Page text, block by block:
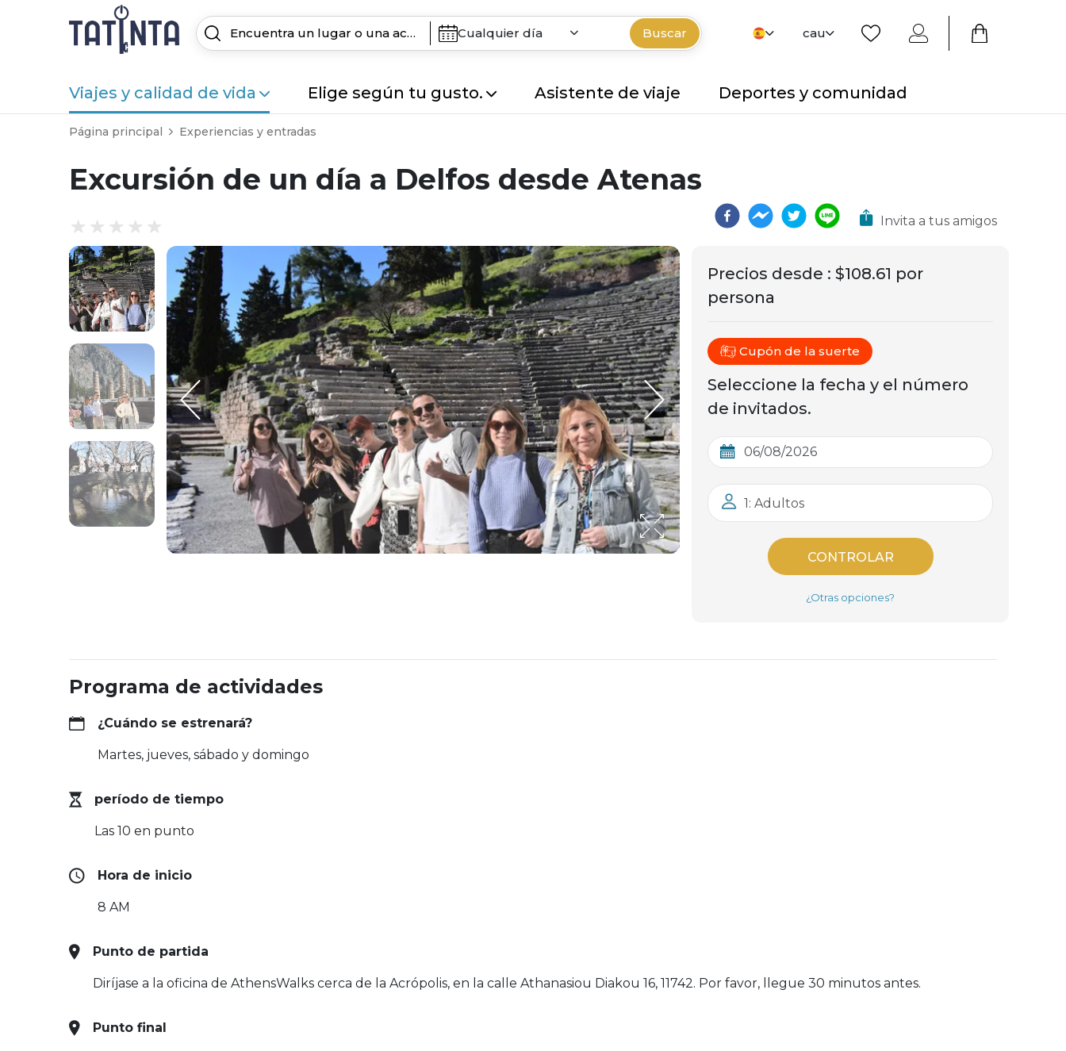
Cualquier día Buscar cau
Viajes y calidad de vida Elige según tu gusto. Asistente de viaje Deportes y comunidad
Página principal Experiencias y entradas
Excursión de un día a Delfos desde Atenas
Invita a tus amigos
Precios desde : $108.61 por
persona
Cupón de la suerte
Seleccione la fecha y el número
de invitados.
1: Adultos
CONTROLAR
¿Otras opciones?
Programa de actividades
¿Cuándo se estrenará?
Martes, jueves, sábado y domingo
período de tiempo
Las 10 en punto
Hora de inicio
8 AM
Punto de partida
Diríjase a la oficina de AthensWalks cerca de la Acrópolis, en la calle Athanasiou Diakou 16, 11742. Por favor, llegue 30 minutos antes.
Punto final